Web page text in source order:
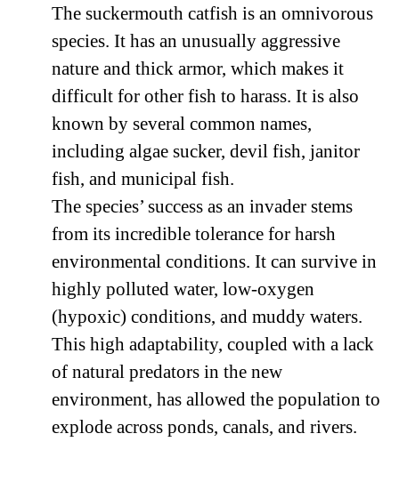
The suckermouth catfish is an omnivorous
species. It has an unusually aggressive
nature and thick armor, which makes it
difficult for other fish to harass. It is also
known by several common names,
including algae sucker, devil fish, janitor
fish, and municipal fish.
The species’ success as an invader stems
from its incredible tolerance for harsh
environmental conditions. It can survive in
highly polluted water, low-oxygen
(hypoxic) conditions, and muddy waters.
This high adaptability, coupled with a lack
of natural predators in the new
environment, has allowed the population to
explode across ponds, canals, and rivers.